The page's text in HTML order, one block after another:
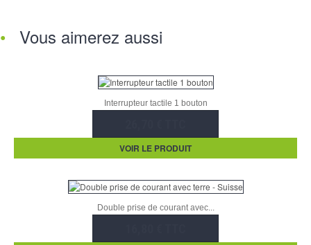
Vous aimerez aussi
Interrupteur tactile 1 bouton
VOIR LE PRODUIT
Double prise de courant avec...